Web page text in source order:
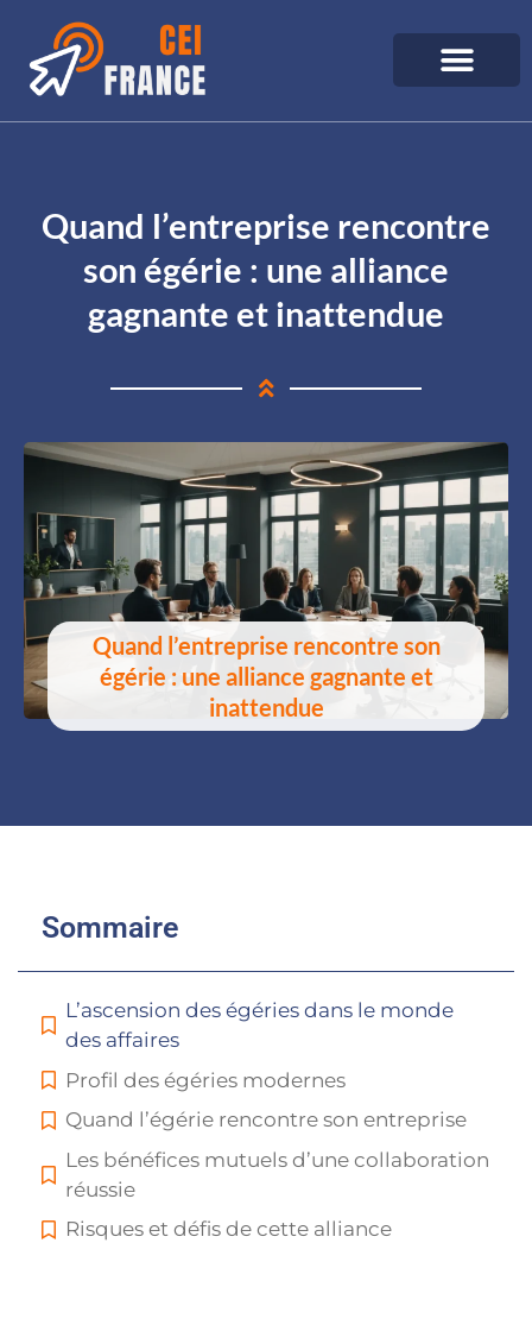
Quand l’entreprise rencontre
son égérie : une alliance
gagnante et inattendue
Quand l’entreprise rencontre son
égérie : une alliance gagnante et
inattendue
Sommaire
L’ascension des égéries dans le monde
des affaires
Profil des égéries modernes
Quand l’égérie rencontre son entreprise
Les bénéfices mutuels d’une collaboration
réussie
Risques et défis de cette alliance